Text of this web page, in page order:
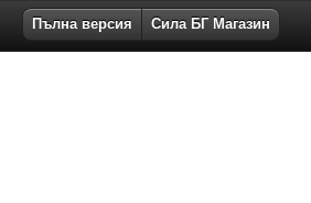
Пълна версия Сила БГ Магазин